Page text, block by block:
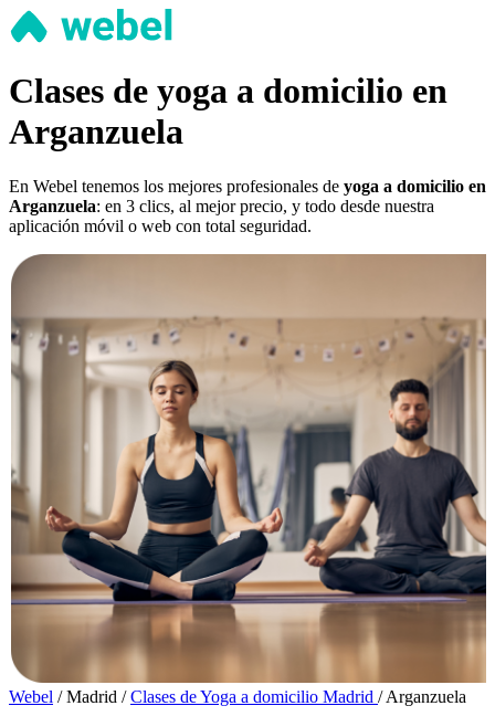
Clases de yoga a domicilio en
Arganzuela
En Webel tenemos los mejores profesionales de yoga a domicilio en
Arganzuela: en 3 clics, al mejor precio, y todo desde nuestra
aplicación móvil o web con total seguridad.
Webel / Madrid / Clases de Yoga a domicilio Madrid / Arganzuela